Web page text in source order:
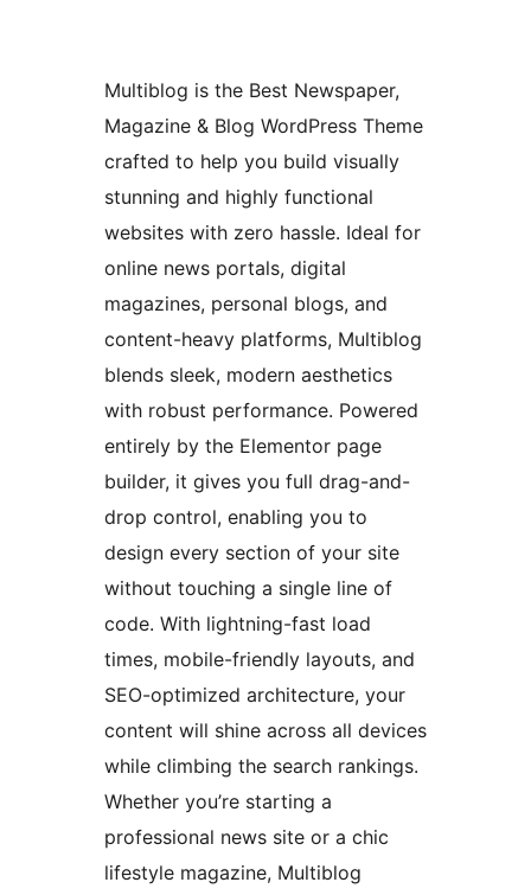
Multiblog is the Best Newspaper,
Magazine & Blog WordPress Theme
crafted to help you build visually
stunning and highly functional
websites with zero hassle. Ideal for
online news portals, digital
magazines, personal blogs, and
content-heavy platforms, Multiblog
blends sleek, modern aesthetics
with robust performance. Powered
entirely by the Elementor page
builder, it gives you full drag-and-
drop control, enabling you to
design every section of your site
without touching a single line of
code. With lightning-fast load
times, mobile-friendly layouts, and
SEO-optimized architecture, your
content will shine across all devices
while climbing the search rankings.
Whether you’re starting a
professional news site or a chic
lifestyle magazine, Multiblog